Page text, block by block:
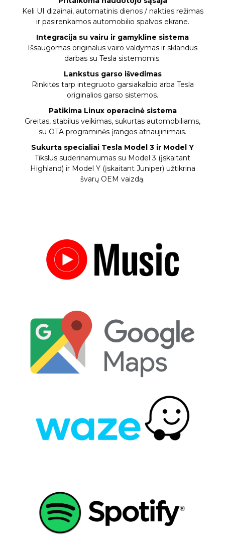
Keli UI dizainai, automatinis dienos / nakties režimas
ir pasirenkamos automobilio spalvos ekrane.
Integracija su vairu ir gamykline sistema
Išsaugomas originalus vairo valdymas ir sklandus
darbas su Tesla sistemomis.
Lankstus garso išvedimas
Rinkitės tarp integruoto garsiakalbio arba Tesla
originalios garso sistemos.
Patikima Linux operacinė sistema
Greitas, stabilus veikimas, sukurtas automobiliams,
su OTA programinės įrangos atnaujinimais.
Sukurta specialiai Tesla Model 3 ir Model Y
Tikslus suderinamumas su Model 3 (įskaitant
Highland) ir Model Y (įskaitant Juniper) užtikrina
švarų OEM vaizdą.